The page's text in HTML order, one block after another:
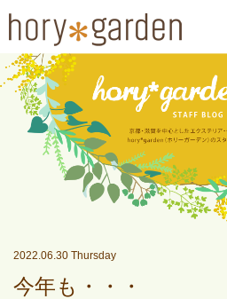
2022.06.30 Thursday
今年も・・・